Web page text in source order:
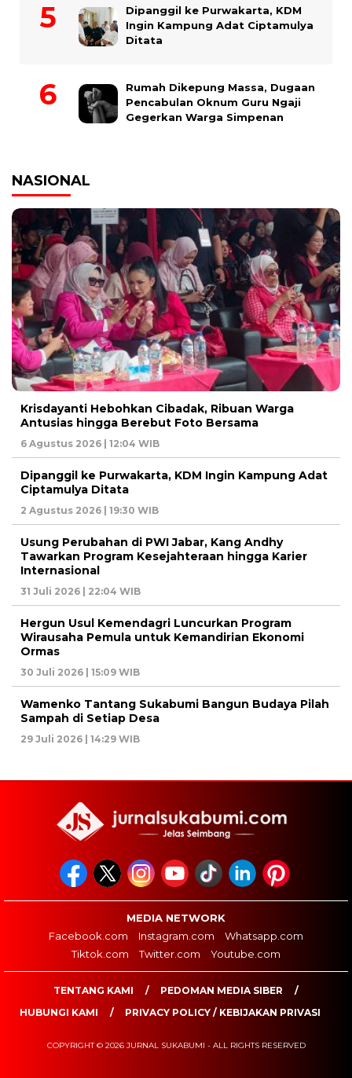
Dipanggil ke Purwakarta, KDM
Ingin Kampung Adat Ciptamulya
Ditata
Rumah Dikepung Massa, Dugaan
Pencabulan Oknum Guru Ngaji
Gegerkan Warga Simpenan
NASIONAL
Krisdayanti Hebohkan Cibadak, Ribuan Warga
Antusias hingga Berebut Foto Bersama
6 Agustus 2026 | 12:04 WIB
Dipanggil ke Purwakarta, KDM Ingin Kampung Adat
Ciptamulya Ditata
2 Agustus 2026 | 19:30 WIB
Usung Perubahan di PWI Jabar, Kang Andhy
Tawarkan Program Kesejahteraan hingga Karier
Internasional
31 Juli 2026 | 22:04 WIB
Hergun Usul Kemendagri Luncurkan Program
Wirausaha Pemula untuk Kemandirian Ekonomi
Ormas
30 Juli 2026 | 15:09 WIB
Wamenko Tantang Sukabumi Bangun Budaya Pilah
Sampah di Setiap Desa
29 Juli 2026 | 14:29 WIB
MEDIA NETWORK
Facebook.com
Instagram.com
Whatsapp.com
Tiktok.com
Twitter.com Youtube.com
TENTANG KAMI
PEDOMAN MEDIA SIBER
HUBUNGI KAMI
PRIVACY POLICY / KEBIJAKAN PRIVASI
COPYRIGHT © 2026 JURNAL SUKABUMI - ALL RIGHTS RESERVED